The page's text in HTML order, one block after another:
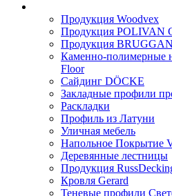
Продукция Woodvex
Продукция POLIVAN
Продукция BRUGGAN
Каменно-полимерные
Floor
Сайдинг DÖCKE
Закладные профили
Раскладки
Профиль из Латуни
Уличная мебель
Напольное Покрытие
Деревянные лестницы
Продукция
Кровля Gerard
Теневые профили